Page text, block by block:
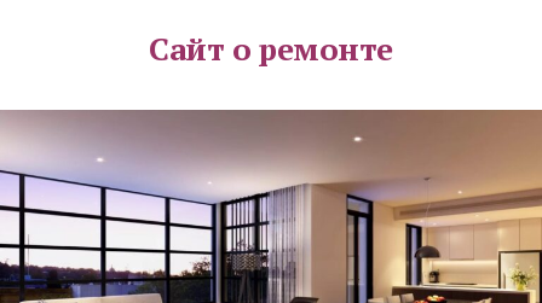
Сайт о ремонте